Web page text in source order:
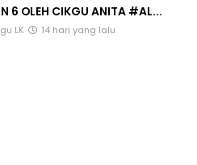
6 OLEH CIKGU ANITA #AL...
LK 14 hari yang lalu